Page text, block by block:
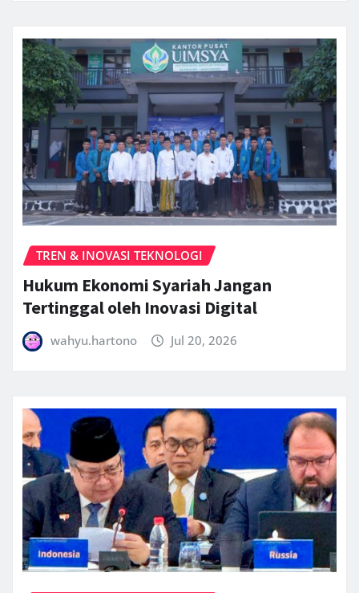
TREN & INOVASI TEKNOLOGI
Hukum Ekonomi Syariah Jangan
Tertinggal oleh Inovasi Digital
wahyu.hartono Jul 20, 2026